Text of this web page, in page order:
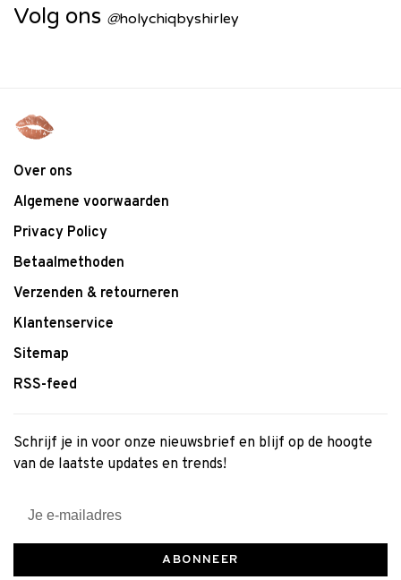
Volg ons @holychiqbyshirley
Over ons
Algemene voorwaarden
Privacy Policy
Betaalmethoden
Verzenden & retourneren
Klantenservice
Sitemap
RSS-feed
Schrijf je in voor onze nieuwsbrief en blijf op de hoogte
van de laatste updates en trends!
ABONNEER